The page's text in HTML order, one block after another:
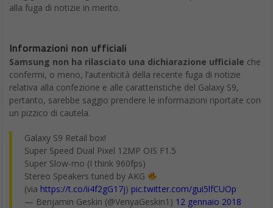
alla fuga di notizie in merito.
Informazioni non ufficiali
Samsung non ha rilasciato una dichiarazione ufficiale che
confermi, o meno, l’autenticità della recente fuga di notizie
relativa alla confezione e alle caratteristiche del Galaxy S9,
pertanto, sarebbe saggio prendere le informazioni riportate con
un pizzico di cautela.
Galaxy S9 Retail box!
Super Speed Dual Pixel 12MP OIS F1.5
Super Slow-mo (I think 960fps)
Stereo Speakers tuned by AKG
(via https://t.co/ii4f2gG17j) pic.twitter.com/gui5lfCUOp
— Benjamin Geskin (@VenyaGeskin1) 12 gennaio 2018